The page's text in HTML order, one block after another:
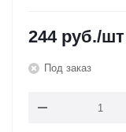
244руб./шт
Под заказ